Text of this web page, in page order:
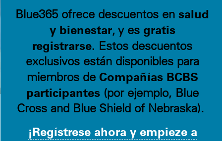
Blue365 ofrece descuentos ensalud
y bienestar, y es gratis
registrarse. Estos descuentos
exclusivos están disponibles para
miembros de Compañías BCBS
participantes(por ejemplo, Blue
Cross and Blue Shield of Nebraska).
¡Regístrese ahora y empieze a